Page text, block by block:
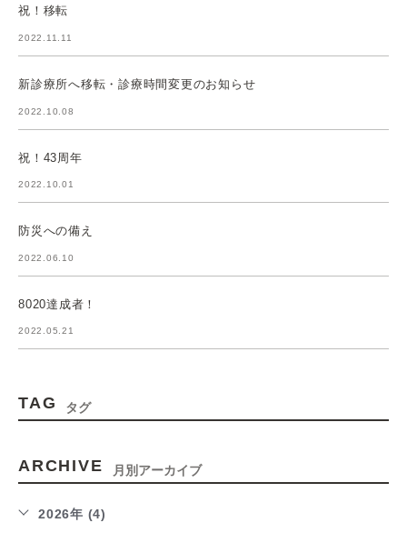
祝！移転
2022.11.11
新診療所へ移転・診療時間変更のお知らせ
2022.10.08
祝！43周年
2022.10.01
防災への備え
2022.06.10
8020達成者！
2022.05.21
TAG タグ
ARCHIVE 月別アーカイブ
2026年 (4)